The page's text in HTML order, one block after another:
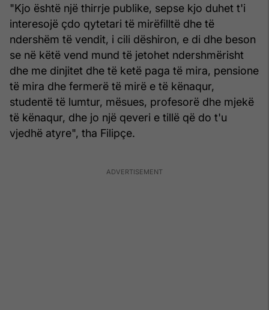
"Kjo është një thirrje publike, sepse kjo duhet t'i
interesojë çdo qytetari të mirëfilltë dhe të
ndershëm të vendit, i cili dëshiron, e di dhe beson
se në këtë vend mund të jetohet ndershmërisht
dhe me dinjitet dhe të ketë paga të mira, pensione
të mira dhe fermerë të mirë e të kënaqur,
studentë të lumtur, mësues, profesorë dhe mjekë
të kënaqur, dhe jo një qeveri e tillë që do t'u
vjedhë atyre", tha Filipçe.